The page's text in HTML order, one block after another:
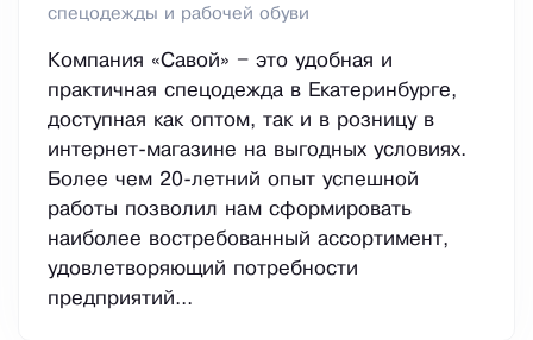
спецодежды и рабочей обуви
Компания «Савой» – это удобная и
практичная спецодежда в Екатеринбурге,
доступная как оптом, так и в розницу в
интернет-магазине на выгодных условиях.
Более чем 20-летний опыт успешной
работы позволил нам сформировать
наиболее востребованный ассортимент,
удовлетворяющий потребности
предприятий...